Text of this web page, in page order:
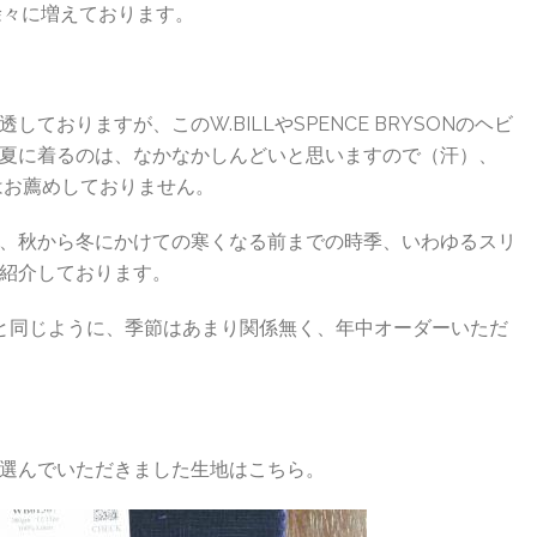
に増えております。
しておりますが、このW.BILLやSPENCE BRYSONのヘビ
着るのは、なかなかしんどいと思いますので（汗）、
薦めしておりません。
秋から冬にかけての寒くなる前までの時季、いわゆるスリ
介しております。
じように、季節はあまり関係無く、年中オーダーいただ
んでいただきました生地はこちら。